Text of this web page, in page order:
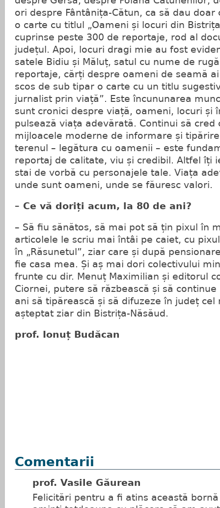
ori despre Fântânița-Cătun, ca să dau
o carte cu titlul „Oameni și locuri din
cuprinse peste 300 de reportaje, rod al
județul. Apoi, locuri dragi mie au fost
satele Bidiu și Măluț, satul cu nume de
reportaje, cărți despre oameni de seamă
scos de sub tipar o carte cu un titlu
jurnalist prin viață”. Este încununarea
sunt cronici despre viață, oameni, locuri și
pulsează viața adevărată. Continui să cred
mijloacele moderne de informare și
terenul – legătura cu oamenii – este
reportaj de calitate, viu și credibil. Altfel îți
stai de vorbă cu personajele tale. Viața
unde sunt oameni, unde se făuresc valori.
– Ce vă doriți acum, la 80 de ani?
– Să fiu sănătos, să mai pot să țin pixul în
articolele le scriu mai întâi pe caiet, cu
în „Răsunetul”, ziar care și după
fie casa mea. Și aș mai dori colectivului
frunte cu dir. Menuț Maximilian și editorul
Ciornei, putere să răzbească și să
ani să tipărească și să difuzeze în județ cel
așteptat ziar din Bistrița-Năsăud.
prof. Ionuț Budăcan
Comentarii
prof. Vasile Găurean
Felicitări pentru a fi atins această